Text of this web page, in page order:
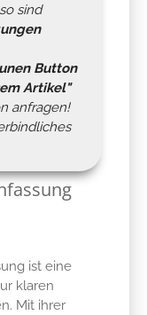
sind
Button
Artikel"
anfragen!
ist eine
klaren
Mit ihrer